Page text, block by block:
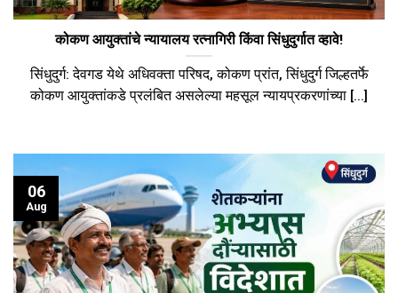
कोकण आयुक्तांचे न्यायालय रत्नागिरी किंवा सिंधुदुर्गात व्हावे!
सिंधुदुर्ग: देवगड येथे अधिवक्ता परिषद, कोकण प्रांत, सिंधुदुर्ग जिल्हतर्फे
कोकण आयुक्तांकडे प्रलंबित असलेल्या महसूल न्यायप्रकरणांच्या [...]
06
Aug